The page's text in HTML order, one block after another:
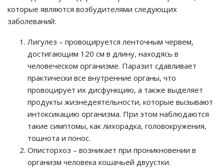
которые являются возбудителями следующих
заболеваний:
Лигулез – провоцируется ленточным червем,
достигающим 120 см в длину, находясь в
человеческом организме. Паразит сдавливает
практически все внутренние органы, что
провоцирует их дисфункцию, а также выделяет
продукты жизнедеятельности, которые вызывают
интоксикацию организма. При этом наблюдаются
такие симптомы, как лихорадка, головокружения,
тошнота и понос.
Описторхоз – возникает при проникновении в
организм человека кошачьей двуустки.